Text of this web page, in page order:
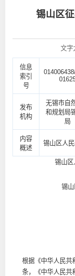
锡山区
文字
信息
索引
号
发布
机构
无锡市自
和规划局
局
内容
概述
锡山区人
锡山区
锡
根据《中华人民共
条，《中华人民共